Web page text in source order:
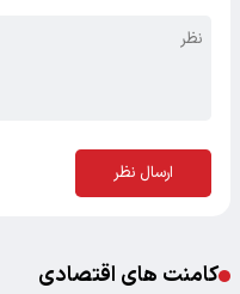
ارسال نظر
کامنت های اقتصادی